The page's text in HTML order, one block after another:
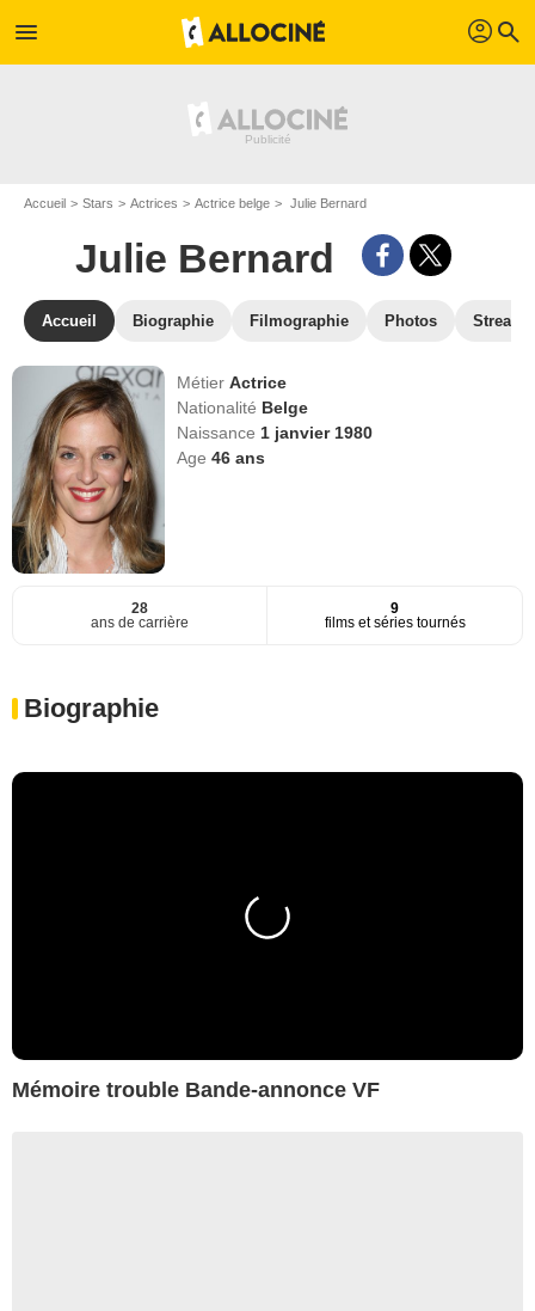
menu profil search
Accueil Stars Actrices Actrice belge Julie Bernard
Julie Bernard
Accueil Biographie Filmographie Photos
MétierActrice
Nationalité Belge
Naissance 1 janvier 1980
Age46 ans
28
ans de carrière
9
films et séries tournés
Biographie
Mémoire trouble Bande-annonce VF